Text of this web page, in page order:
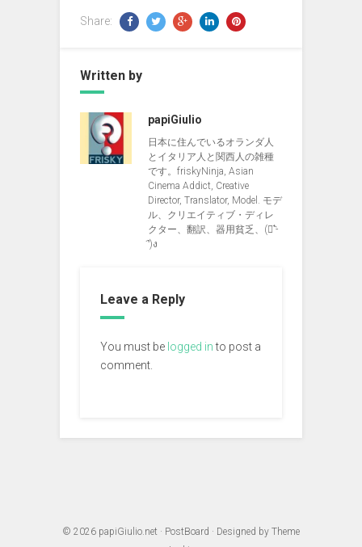
Share:
Written by
papiGiulio
日本に住んでいるオランダ人
とイタリア人と関西人の雑種
です。friskyNinja, Asian
Cinema Addict, Creative
Director, Translator, Model. モデ
ル、クリエイティブ・ディレ
クター、翻訳、器用貧乏、(ง︡'-
'︠)ง
Leave a Reply
You must be logged into post a
comment.
© 2026 papiGiulio.net · PostBoard · Designed by Theme